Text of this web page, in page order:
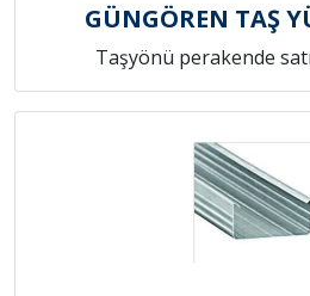
GÜNGÖREN TAŞ
Taşyönü perakende